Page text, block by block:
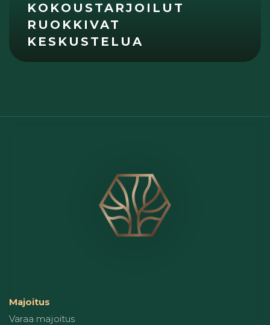
KOKOUSTARJOILUT
RUOKKIVAT
KESKUSTELUA
Majoitus
Varaa majoitus